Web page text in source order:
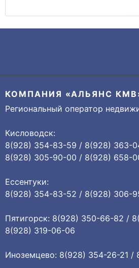
КОМПАНИЯ «АЛЬЯНС
Региональный оператор
Кисловодск:
8(928) 354-83-59 / 8(928) 363-
8(928) 305-90-00 / 8(928) 658-
Ессентуки:
8(928) 354-83-52 / 8(928) 306-
Пятигорск: 8(928) 350-66-82 /
8(928) 319-06-06
Иноземцево: 8(928) 354-26-21 /